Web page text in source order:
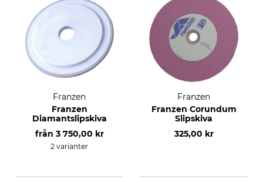
Franzen
Franzen
Diamantslipskiva
från 3 750,00 kr
2 varianter
Franzen
Franzen Corundum
Slipskiva
325,00 kr